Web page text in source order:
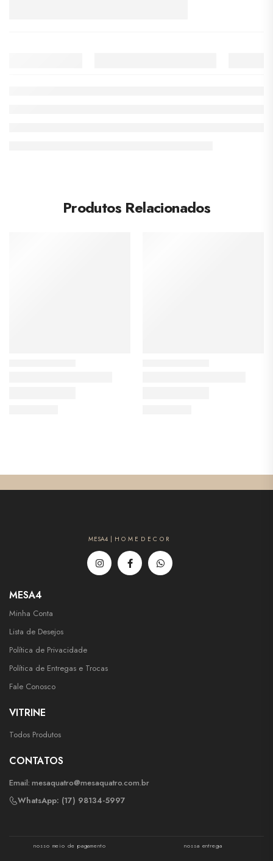
Produtos Relacionados
MESA4 | H O M E D E C O R
MESA4
Minha Conta
Lista de Desejos
Política de Privacidade
Política de Entregas e Trocas
Fale Conosco
VITRINE
Todos Produtos
CONTATOS
Email: mesaquatro@mesaquatro.com.br
WhatsApp: (17) 98134-5997
nosso meio de pagamento nossa entrega